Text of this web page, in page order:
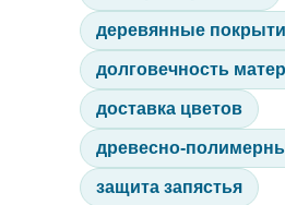
деревянные
долговечность
доставка цветов
древесно-
защита запястья